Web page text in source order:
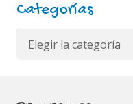
Categorías
Categorías